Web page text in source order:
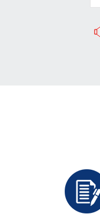
| 同达光辉进出口有限公司